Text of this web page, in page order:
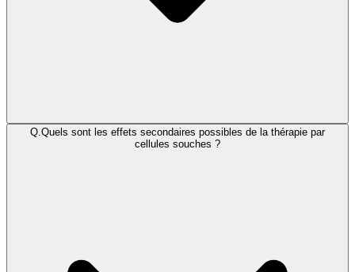
Q. Quels sont les effets secondaires possibles de la thérapie par
cellules souches ?